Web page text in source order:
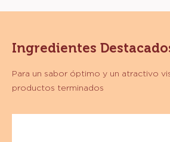
Ingredientes
Para un sabor óptimo y un atractivo
productos terminados